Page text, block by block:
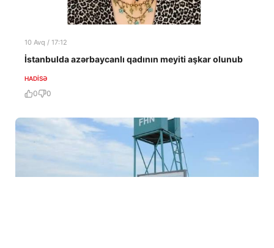
10 Avq / 17:12
İstanbulda azərbaycanlı qadının meyiti aşkar olunub
HADISƏ
0 0